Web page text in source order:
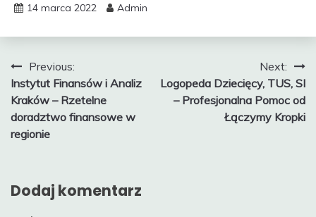
14 marca 2022 Admin
Nawigacja
wpisu
Previous:
Instytut Finansów i Analiz
Kraków – Rzetelne
doradztwo finansowe w
regionie
Next:
Logopeda Dziecięcy, TUS, SI
– Profesjonalna Pomoc od
Łączymy Kropki
Dodaj komentarz